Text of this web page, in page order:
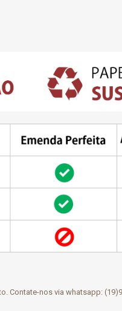
Contate-nos via whatsapp: